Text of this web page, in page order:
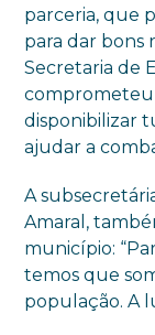
parceria, que
para dar bons
Secretaria de
comprometeu
disponibilizar
ajudar a
A
Amaral,
município:
temos que
população. A